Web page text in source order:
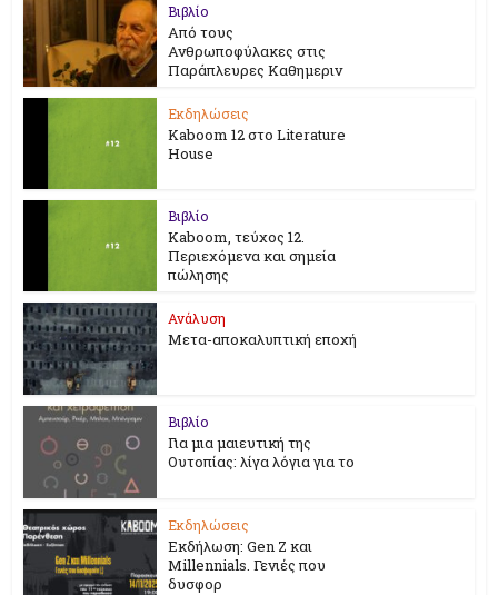
Βιβλίο
Από τους
Ανθρωποφύλακες στις
Παράπλευρες Καθημεριν
Εκδηλώσεις
Kaboom 12 στο Literature
House
Βιβλίο
Kaboom, τεύχος 12.
Περιεχόμενα και σημεία
πώλησης
Ανάλυση
Μετα-αποκαλυπτική εποχή
Βιβλίο
Για μια μαιευτική της
Ουτοπίας: λίγα λόγια για το
Εκδηλώσεις
Εκδήλωση: Gen Z και
Millennials. Γενιές που
δυσφορ